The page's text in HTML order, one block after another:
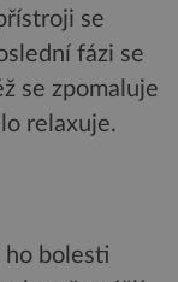
se
fázi se
se zpomaluje
relaxuje.
ho bolesti